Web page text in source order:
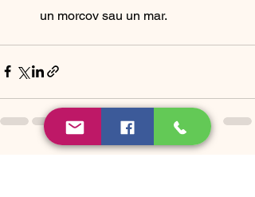
un morcov sau un mar.